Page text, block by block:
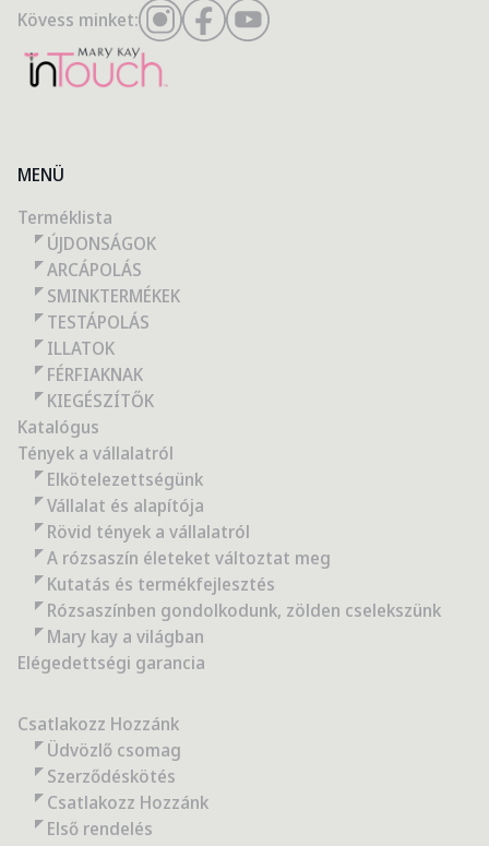
Kövess minket:
MENÜ
Terméklista
ÚJDONSÁGOK
ARCÁPOLÁS
SMINKTERMÉKEK
TESTÁPOLÁS
ILLATOK
FÉRFIAKNAK
KIEGÉSZÍTŐK
Katalógus
Tények a vállalatról
Elkötelezettségünk
Vállalat és alapítója
Rövid tények a vállalatról
A rózsaszín életeket változtat meg
Kutatás és termékfejlesztés
Rózsaszínben gondolkodunk, zölden cselekszünk
Mary kay a világban
Elégedettségi garancia
Csatlakozz Hozzánk
Üdvözlő csomag
Szerződéskötés
Csatlakozz Hozzánk
Első rendelés